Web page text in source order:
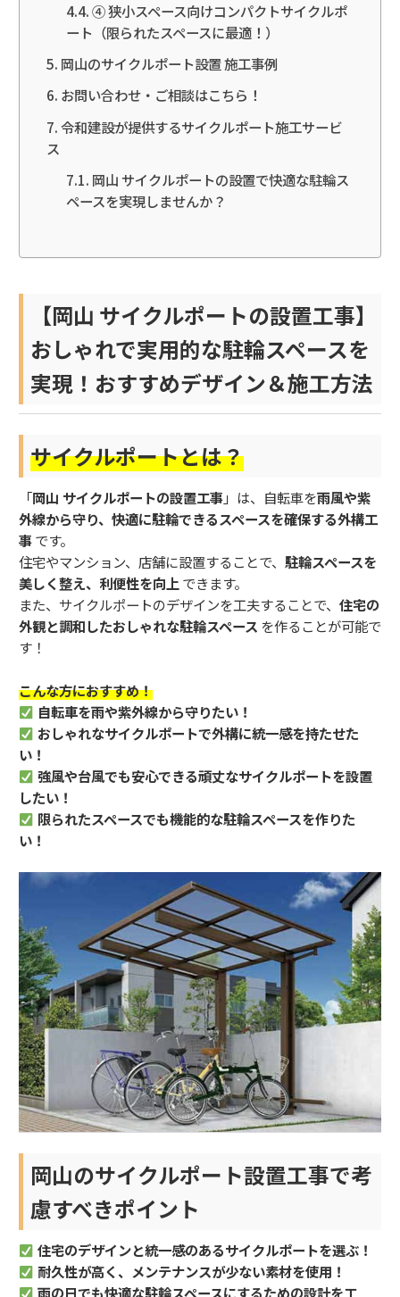
④ 狭小スペース向けコンパクトサイクルポ
ート（限られたスペースに最適！）
岡山のサイクルポート設置 施工事例
お問い合わせ・ご相談はこちら！
令和建設が提供するサイクルポート施工サービ
ス
岡山 サイクルポートの設置で快適な駐輪ス
ペースを実現しませんか？
【岡山 サイクルポートの設置工事】
おしゃれで実用的な駐輪スペースを
実現！おすすめデザイン＆施工方法
サイクルポートとは？
「岡山 サイクルポートの設置工事」は、自転車を雨風や紫
外線から守り、快適に駐輪できるスペースを確保する外構工
事です。
住宅やマンション、店舗に設置することで、 駐輪スペースを
美しく整え、利便性を向上できます。
また、サイクルポートのデザインを工夫することで、 住宅の
外観と調和したおしゃれな駐輪スペース を作ることが可能で
す！
こんな方におすすめ！
自転車を雨や紫外線から守りたい！
おしゃれなサイクルポートで外構に統一感を持たせた
い！
強風や台風でも安心できる頑丈なサイクルポートを設置
したい！
限られたスペースでも機能的な駐輪スペースを作りた
い！
岡山のサイクルポート設置工事で考
慮すべきポイント
住宅のデザインと統一感のあるサイクルポートを選ぶ！
耐久性が高く、メンテナンスが少ない素材を使用！
雨の日でも快適な駐輪スペースにするための設計を工